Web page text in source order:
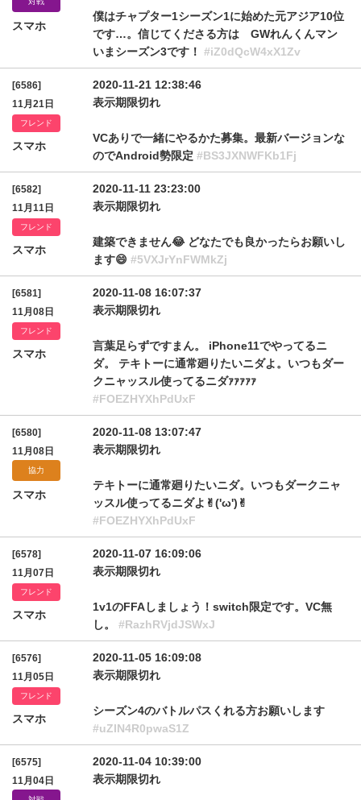
スマホ
僕はチャプター1シーズン1に始めた元アジア10位
です…。信じてくださる方は GWれんくんマン
いまシーズン3です！ #iZ0dQcW4xX1Zv
[6586]
11月21日
フレンド
スマホ
2020-11-21 12:38:46
表示期限切れ
VCありで一緒にやるかた募集。最新バージョンな
のでAndroid勢限定 #BS3JXNWFKb1Fj
[6582]
11月11日
フレンド
スマホ
2020-11-11 23:23:00
表示期限切れ
建築できません😂 どなたでも良かったらお願いし
ます😄 #5VXJrYnFWMkZj
[6581]
11月08日
フレンド
スマホ
2020-11-08 16:07:37
表示期限切れ
言葉足らずですまん。 iPhone11でやってるニ
ダ。 テキトーに通常廻りたいニダよ。いつもダー
クニャッスル使ってるニダｧｧｧｧｧ
#FOEZHYXhPdUxF
[6580]
11月08日
協力
スマホ
2020-11-08 13:07:47
表示期限切れ
テキトーに通常廻りたいニダ。いつもダークニャ
ッスル使ってるニダよ✌︎('ω')✌︎
#FOEZHYXhPdUxF
[6578]
11月07日
フレンド
スマホ
2020-11-07 16:09:06
表示期限切れ
1v1のFFAしましょう！switch限定です。VC無
し。 #RazhRVjdJSWxJ
[6576]
11月05日
フレンド
スマホ
2020-11-05 16:09:08
表示期限切れ
シーズン4のバトルパスくれる方お願いします
#uZlN4R0pwaS1Z
[6575]
11月04日
2020-11-04 10:39:00
表示期限切れ